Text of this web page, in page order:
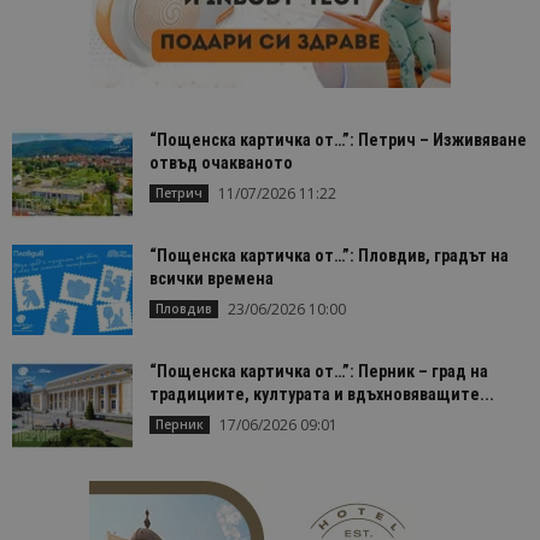
“Пощенска картичка от…”: Петрич – Изживяване
отвъд очакваното
Петрич 11/07/2026 11:22
“Пощенска картичка от…”: Пловдив, градът на
всички времена
Пловдив 23/06/2026 10:00
“Пощенска картичка от…”: Перник – град на
традициите, културата и вдъхновяващите...
Перник 17/06/2026 09:01
is_unique
StatCounter
да
дали сте за
1 месец
се
за